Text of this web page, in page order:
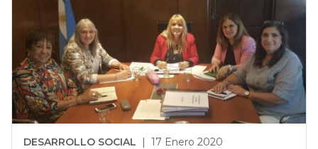
DESARROLLO SOCIAL | 17 Enero 2020